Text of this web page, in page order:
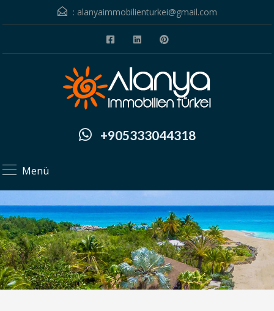
: alanyaimmobilienturkei@gmail.com
+905333044318
Menü